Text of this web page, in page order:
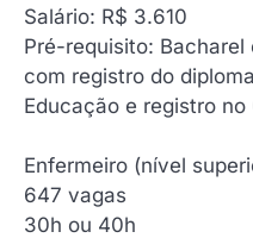
Salário: R$ 3.610
Pré-requisito:
com registro do
Educação e registro no
Enfermeiro (nível
‍647 vagas
30h ou 40h